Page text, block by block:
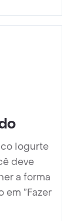
Iogurte
deve
a forma
”Fazer